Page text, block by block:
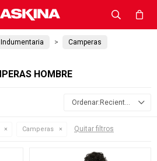
Indumentaria Camperas
HOMBRE
Recientes
Camperas Quitar filtros